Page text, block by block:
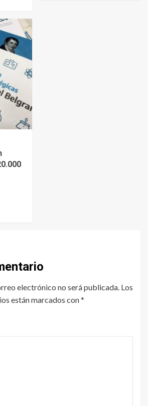
electrónico no será publicada. Los
están marcados con*